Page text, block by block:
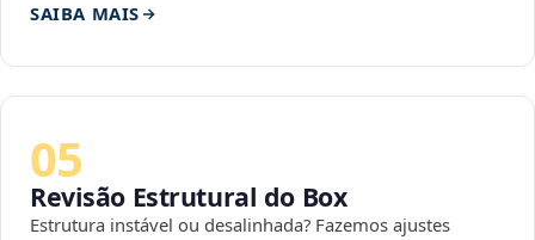
SAIBA MAIS
05
Revisão Estrutural do Box
Estrutura instável ou desalinhada? Fazemos ajustes